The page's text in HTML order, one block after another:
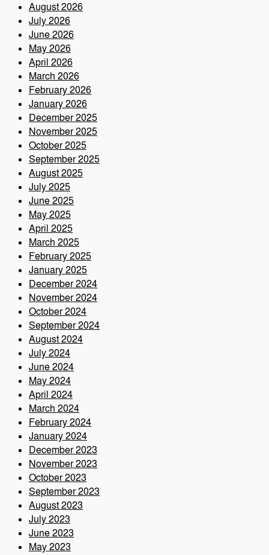
August 2026
July 2026
June 2026
May 2026
April 2026
March 2026
February 2026
January 2026
December 2025
November 2025
October 2025
September 2025
August 2025
July 2025
June 2025
May 2025
April 2025
March 2025
February 2025
January 2025
December 2024
November 2024
October 2024
September 2024
August 2024
July 2024
June 2024
May 2024
April 2024
March 2024
February 2024
January 2024
December 2023
November 2023
October 2023
September 2023
August 2023
July 2023
June 2023
May 2023